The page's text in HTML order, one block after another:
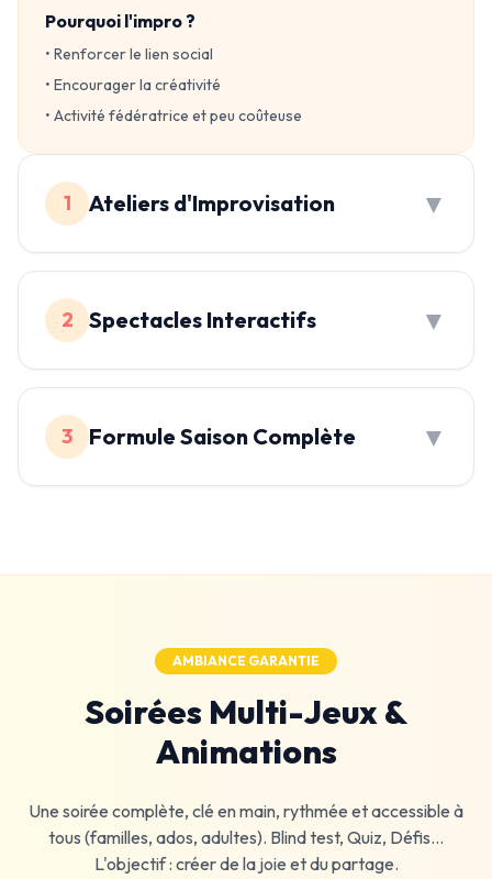
Pourquoi l'impro ?
• Renforcer le lien social
• Encourager la créativité
• Activité fédératrice et peu coûteuse
1 Ateliers d'Improvisation ▼
2 Spectacles Interactifs ▼
3 Formule Saison Complète ▼
AMBIANCE GARANTIE
Soirées Multi-Jeux &
Animations
Une soirée complète, clé en main, rythmée et accessible à
tous (familles, ados, adultes). Blind test, Quiz, Défis...
L'objectif : créer de la joie et du partage.